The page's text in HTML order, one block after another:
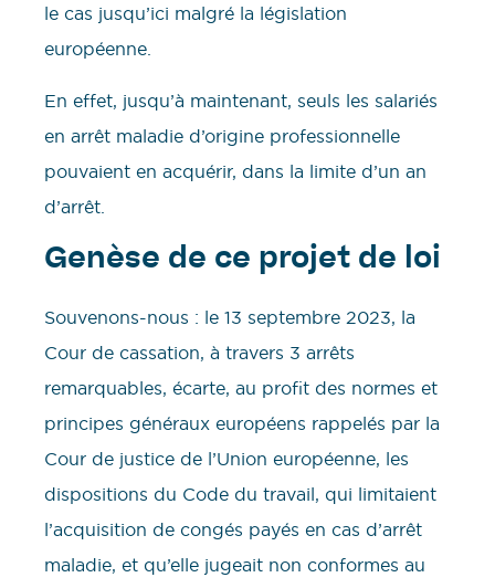
le cas jusqu’ici malgré la législation
européenne.
En effet, jusqu’à maintenant, seuls les salariés
en arrêt maladie d’origine professionnelle
pouvaient en acquérir, dans la limite d’un an
d’arrêt.
Genèse de ce projet de loi
Souvenons-nous : le 13 septembre 2023, la
Cour de cassation, à travers 3 arrêts
remarquables, écarte, au profit des normes et
principes généraux européens rappelés par la
Cour de justice de l’Union européenne, les
dispositions du Code du travail, qui limitaient
l’acquisition de congés payés en cas d’arrêt
maladie, et qu’elle jugeait non conformes au